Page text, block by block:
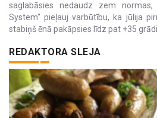
saglabāsies nedaudz zem
System" pieļauj varbūtību, ka jūlija
stabiņš ēnā pakāpsies līdz pat +35
REDAKTORA SLEJA